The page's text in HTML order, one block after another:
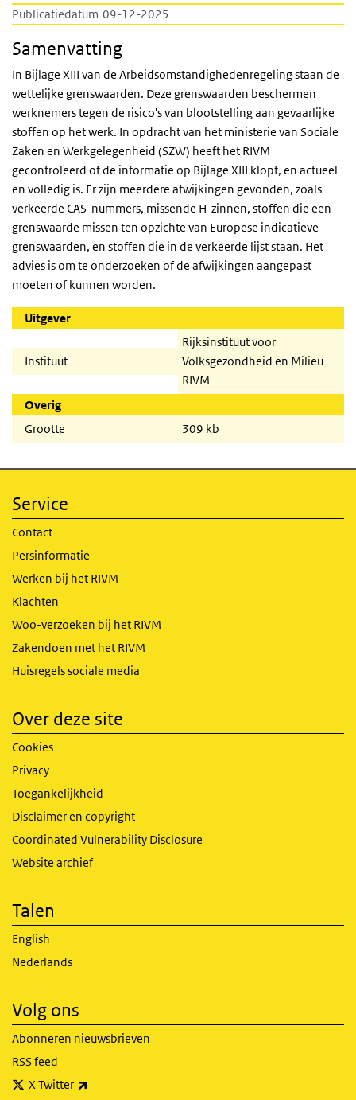
Publicatiedatum 09-12-2025
Samenvatting
In Bijlage XIII van de Arbeidsomstandighedenregeling staan de
wettelijke grenswaarden. Deze grenswaarden beschermen
werknemers tegen de risico's van blootstelling aan gevaarlijke
stoffen op het werk. In opdracht van het ministerie van Sociale
Zaken en Werkgelegenheid (SZW) heeft het RIVM
gecontroleerd of de informatie op Bijlage XIII klopt, en actueel
en volledig is. Er zijn meerdere afwijkingen gevonden, zoals
verkeerde CAS-nummers, missende H-zinnen, stoffen die een
grenswaarde missen ten opzichte van Europese indicatieve
grenswaarden, en stoffen die in de verkeerde lijst staan. Het
advies is om te onderzoeken of de afwijkingen aangepast
moeten of kunnen worden.
Uitgever
Instituut
Rijksinstituut voor
Volksgezondheid en Milieu
RIVM
Overig
Grootte
309 kb
Service
Contact
Persinformatie
Werken bij het RIVM
Klachten
Woo-verzoeken bij het RIVM
Zakendoen met het RIVM
Huisregels sociale media
Over deze site
Cookies
Privacy
Toegankelijkheid
Disclaimer en copyright
Coordinated Vulnerability Disclosure
Website archief
Talen
English
Nederlands
Volg ons
Abonneren nieuwsbrieven
RSS feed
X Twitter